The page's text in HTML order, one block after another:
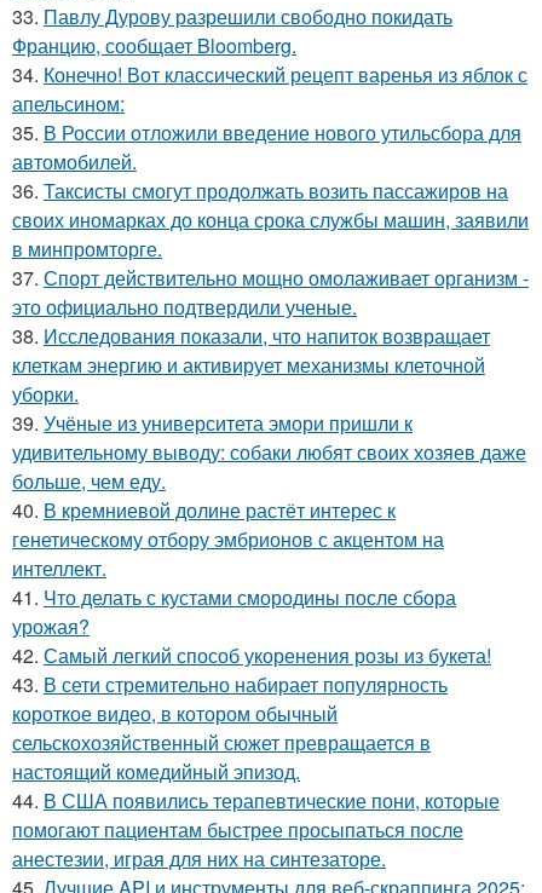
33. Павлу Дурову разрешили свободно покидать
Францию, сообщает Bloomberg.
34. Конечно! Вот классический рецепт варенья из яблок с
апельсином:
35. В России отложили введение нового утильсбора для
автомобилей.
36. Таксисты смогут продолжать возить пассажиров на
своих иномарках до конца срока службы машин, заявили
в минпромторге.
37. Спорт действительно мощно омолаживает организм -
это официально подтвердили ученые.
38. Исследования показали, что напиток возвращает
клеткам энергию и активирует механизмы клеточной
уборки.
39. Учёные из университета эмори пришли к
удивительному выводу: собаки любят своих хозяев даже
больше, чем еду.
40. В кремниевой долине растёт интерес к
генетическому отбору эмбрионов с акцентом на
интеллект.
41. Что делать с кустами смородины после сбора
урожая?
42. Самый легкий способ укоренения розы из букета!
43. В сети стремительно набирает популярность
короткое видео, в котором обычный
сельскохозяйственный сюжет превращается в
настоящий комедийный эпизод.
44. В США появились терапевтические пони, которые
помогают пациентам быстрее просыпаться после
анестезии, играя для них на синтезаторе.